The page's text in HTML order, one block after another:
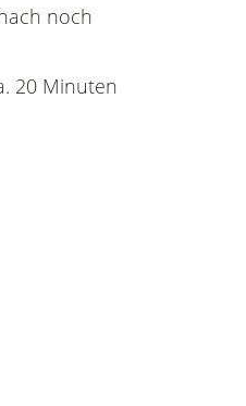
noch
20 Minuten